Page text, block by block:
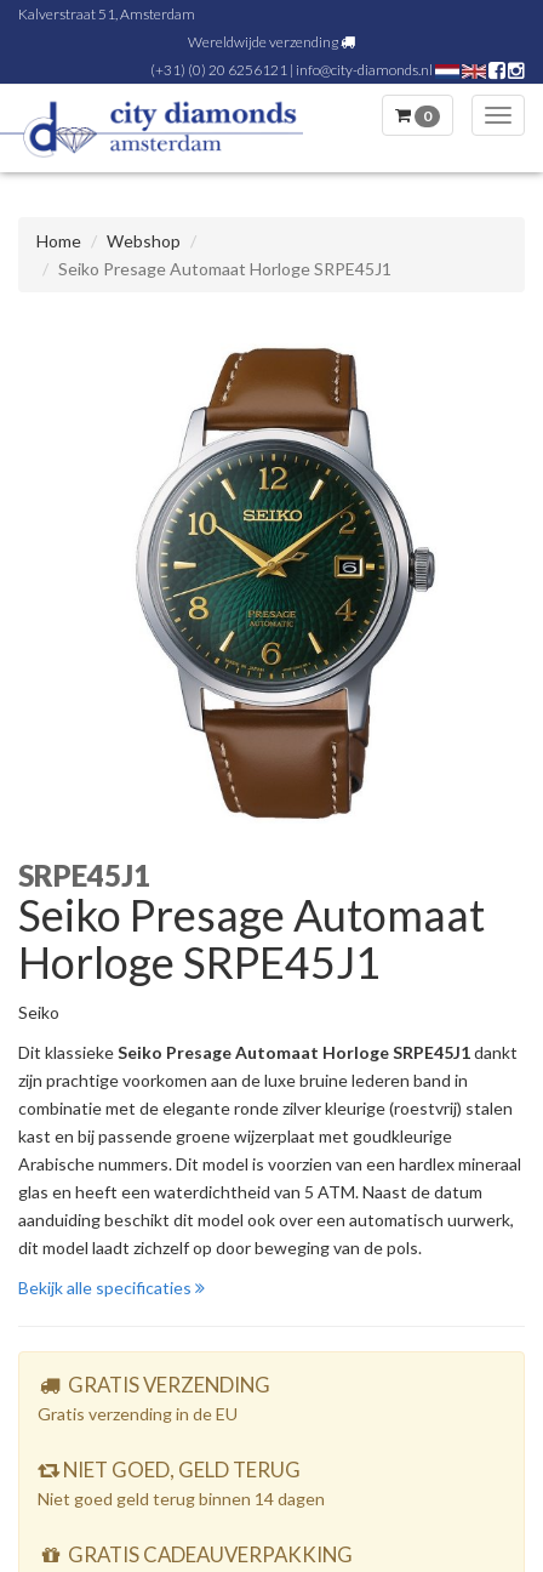
Kalverstraat 51, Amsterdam
Wereldwijde verzending
(+31) (0) 20 6256121 | info@city-diamonds.nl
0
Home
Webshop
Seiko Presage Automaat Horloge SRPE45J1
SRPE45J1
Seiko Presage Automaat
Horloge SRPE45J1
Seiko
Dit klassiekeSeiko Presage Automaat Horloge SRPE45J1dankt
zijn prachtige voorkomen aan de luxe bruine lederen band in
combinatie met de elegante ronde zilver kleurige (roestvrij) stalen
kast en bij passende groene wijzerplaat met goudkleurige
Arabische nummers. Dit model is voorzien van een hardlex mineraal
glas en heeft een waterdichtheid van 5 ATM. Naast de datum
aanduiding beschikt dit model ook over een automatisch uurwerk,
dit model laadt zichzelf op door beweging van de pols.
Bekijk alle specificaties
GRATIS VERZENDING
Gratis verzending in de EU
NIET GOED, GELD TERUG
Niet goed geld terug binnen 14 dagen
GRATIS CADEAUVERPAKKING